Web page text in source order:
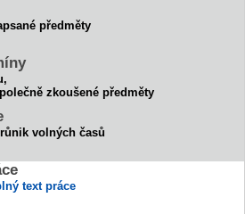
předměty
zkoušené předměty
volných časů
text práce